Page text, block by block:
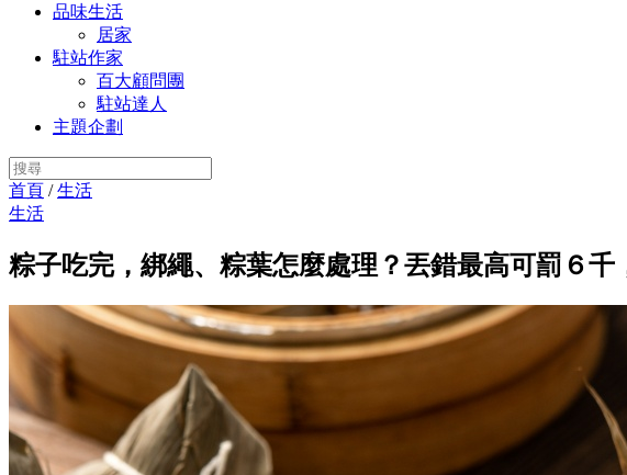
品味生活
居家
駐站作家
百大顧問團
駐站達人
主題企劃
首頁 /生活
生活
粽子吃完，綁繩、粽葉怎麼處理？丟錯最高可罰６千